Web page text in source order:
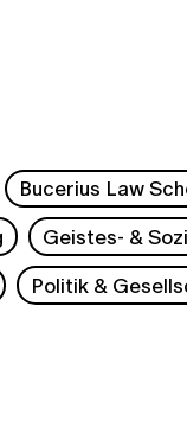
Bucerius Law
Geistes- &
Politik &